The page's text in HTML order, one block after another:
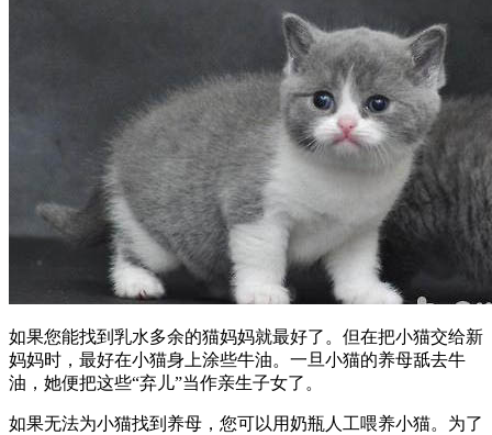
如果您能找到乳水多余的猫妈妈就最好了。但在把小猫交给新
妈妈时，最好在小猫身上涂些牛油。一旦小猫的养母舐去牛
油，她便把这些“弃儿”当作亲生子女了。
如果无法为小猫找到养母，您可以用奶瓶人工喂养小猫。为了